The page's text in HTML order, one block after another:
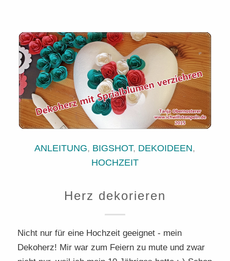
ANLEITUNG, BIGSHOT, DEKOIDEEN,
HOCHZEIT
Herz dekorieren
Nicht nur für eine Hochzeit geeignet - mein
Dekoherz! Mir war zum Feiern zu mute und zwar